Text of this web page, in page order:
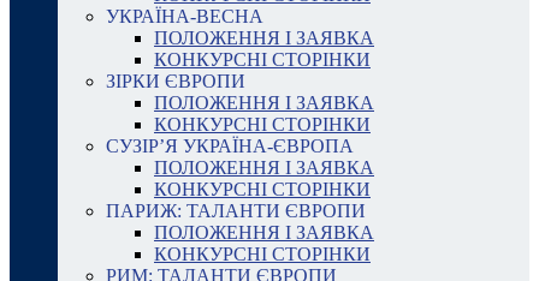
УКРАЇНА-ВЕСНА
ПОЛОЖЕННЯ І ЗАЯВКА
КОНКУРСНІ СТОРІНКИ
ЗІРКИ ЄВРОПИ
ПОЛОЖЕННЯ І ЗАЯВКА
КОНКУРСНІ СТОРІНКИ
СУЗІР’Я УКРАЇНА-ЄВРОПА
ПОЛОЖЕННЯ І ЗАЯВКА
КОНКУРСНІ СТОРІНКИ
ПАРИЖ: ТАЛАНТИ ЄВРОПИ
ПОЛОЖЕННЯ І ЗАЯВКА
КОНКУРСНІ СТОРІНКИ
РИМ: ТАЛАНТИ ЄВРОПИ